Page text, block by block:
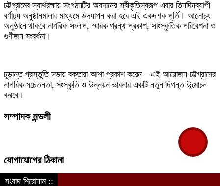
সংবাদ শিরোনাম ::
চট্টগ্রামের স্বার্থরক্ষায় সংগঠনটির অবদানের স্বীকৃতিস্বরূপ এবার তিনদিনব্যাপী
বর্ণাঢ্য অনুষ্ঠানমালার মাধ্যমে উদযাপন করা হবে এই একদশক পূর্তি। আলোচ্য
অনুষ্ঠানে থাকবে নাগরিক সংলাপ, স্মারক গ্রন্থ প্রকাশ, সাংস্কৃতিক পরিবেশনা ও
গুণীজন সংবর্ধনা।
চূড়ান্ত প্রস্তুতি সভায় বক্তারা আশা প্রকাশ করেন—এই আয়োজন চট্টগ্রামের
নাগরিক সচেতনতা, সংস্কৃতি ও উন্নয়ন ভাবনার একটি নতুন দিগন্ত উন্মোচন
করবে।
সম্পাদক মন্ডলী
যোগাযোগের ঠিকানা